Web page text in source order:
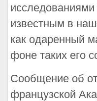
известным в
как одаренный
фоне таких его
Сообщение об
французской